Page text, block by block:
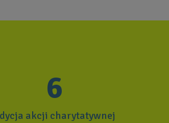
6
akcji charytatywnej